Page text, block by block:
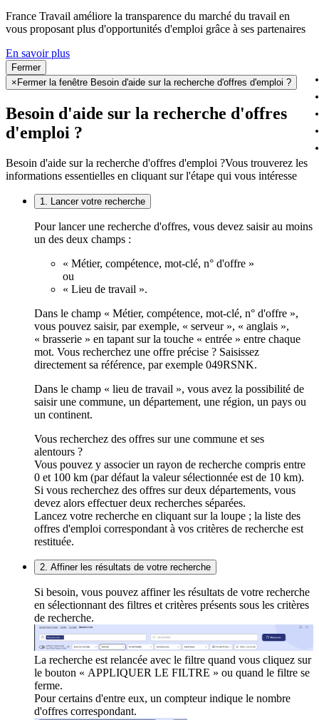
France Travail améliore la transparence du marché du travail en
vous proposant plus d'opportunités d'emploi grâce à ses partenaires
En savoir plus
Fermer
× Fermer la fenêtre Besoin d'aide sur la recherche d'offres d'emploi ?
Besoin d'aide sur la recherche d'offres
d'emploi ?
Besoin d'aide sur la recherche d'offres d'emploi ?Vous trouverez les
informations essentielles en cliquant sur l'étape qui vous intéresse
1. Lancer votre recherche
Pour lancer une recherche d'offres, vous devez saisir au moins
un des deux champs :
« Métier, compétence, mot-clé, n° d'offre »
ou
« Lieu de travail ».
Dans le champ « Métier, compétence, mot-clé, n° d'offre »,
vous pouvez saisir, par exemple, « serveur », « anglais »,
« brasserie » en tapant sur la touche « entrée » entre chaque
mot. Vous recherchez une offre précise ? Saisissez
directement sa référence, par exemple 049RSNK.
Dans le champ « lieu de travail », vous avez la possibilité de
saisir une commune, un département, une région, un pays ou
un continent.
Vous recherchez des offres sur une commune et ses
alentours ?
Vous pouvez y associer un rayon de recherche compris entre
0 et 100 km (par défaut la valeur sélectionnée est de 10 km).
Si vous recherchez des offres sur deux départements, vous
devez alors effectuer deux recherches séparées.
Lancez votre recherche en cliquant sur la loupe ; la liste des
offres d'emploi correspondant à vos critères de recherche est
restituée.
2. Affiner les résultats de votre recherche
Si besoin, vous pouvez affiner les résultats de votre recherche
en sélectionnant des filtres et critères présents sous les critères
de recherche.
La recherche est relancée avec le filtre quand vous cliquez sur
le bouton « APPLIQUER LE FILTRE » ou quand le filtre se
ferme.
Pour certains d'entre eux, un compteur indique le nombre
d'offres correspondant.